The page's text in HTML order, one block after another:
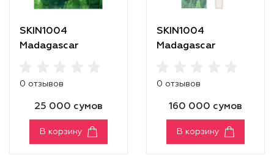
SKIN1004
Madagascar
0 отзывов
25 000 сумов
В корзину
SKIN1004
Madagascar
0 отзывов
160 000 сумов
В корзину